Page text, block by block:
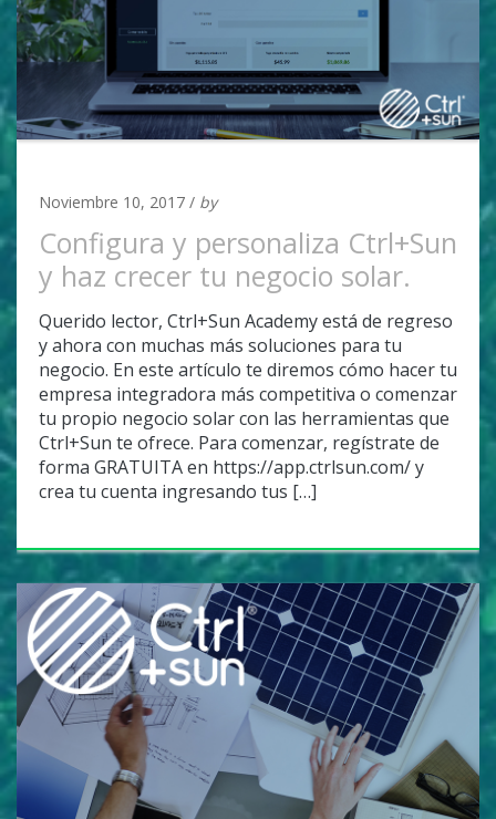
Noviembre 10, 2017 / by
Configura y personaliza Ctrl+Sun
y haz crecer tu negocio solar.
Querido lector, Ctrl+Sun Academy está de regreso
y ahora con muchas más soluciones para tu
negocio. En este artículo te diremos cómo hacer tu
empresa integradora más competitiva o comenzar
tu propio negocio solar con las herramientas que
Ctrl+Sun te ofrece. Para comenzar, regístrate de
forma GRATUITA en https://app.ctrlsun.com/ y
crea tu cuenta ingresando tus […]